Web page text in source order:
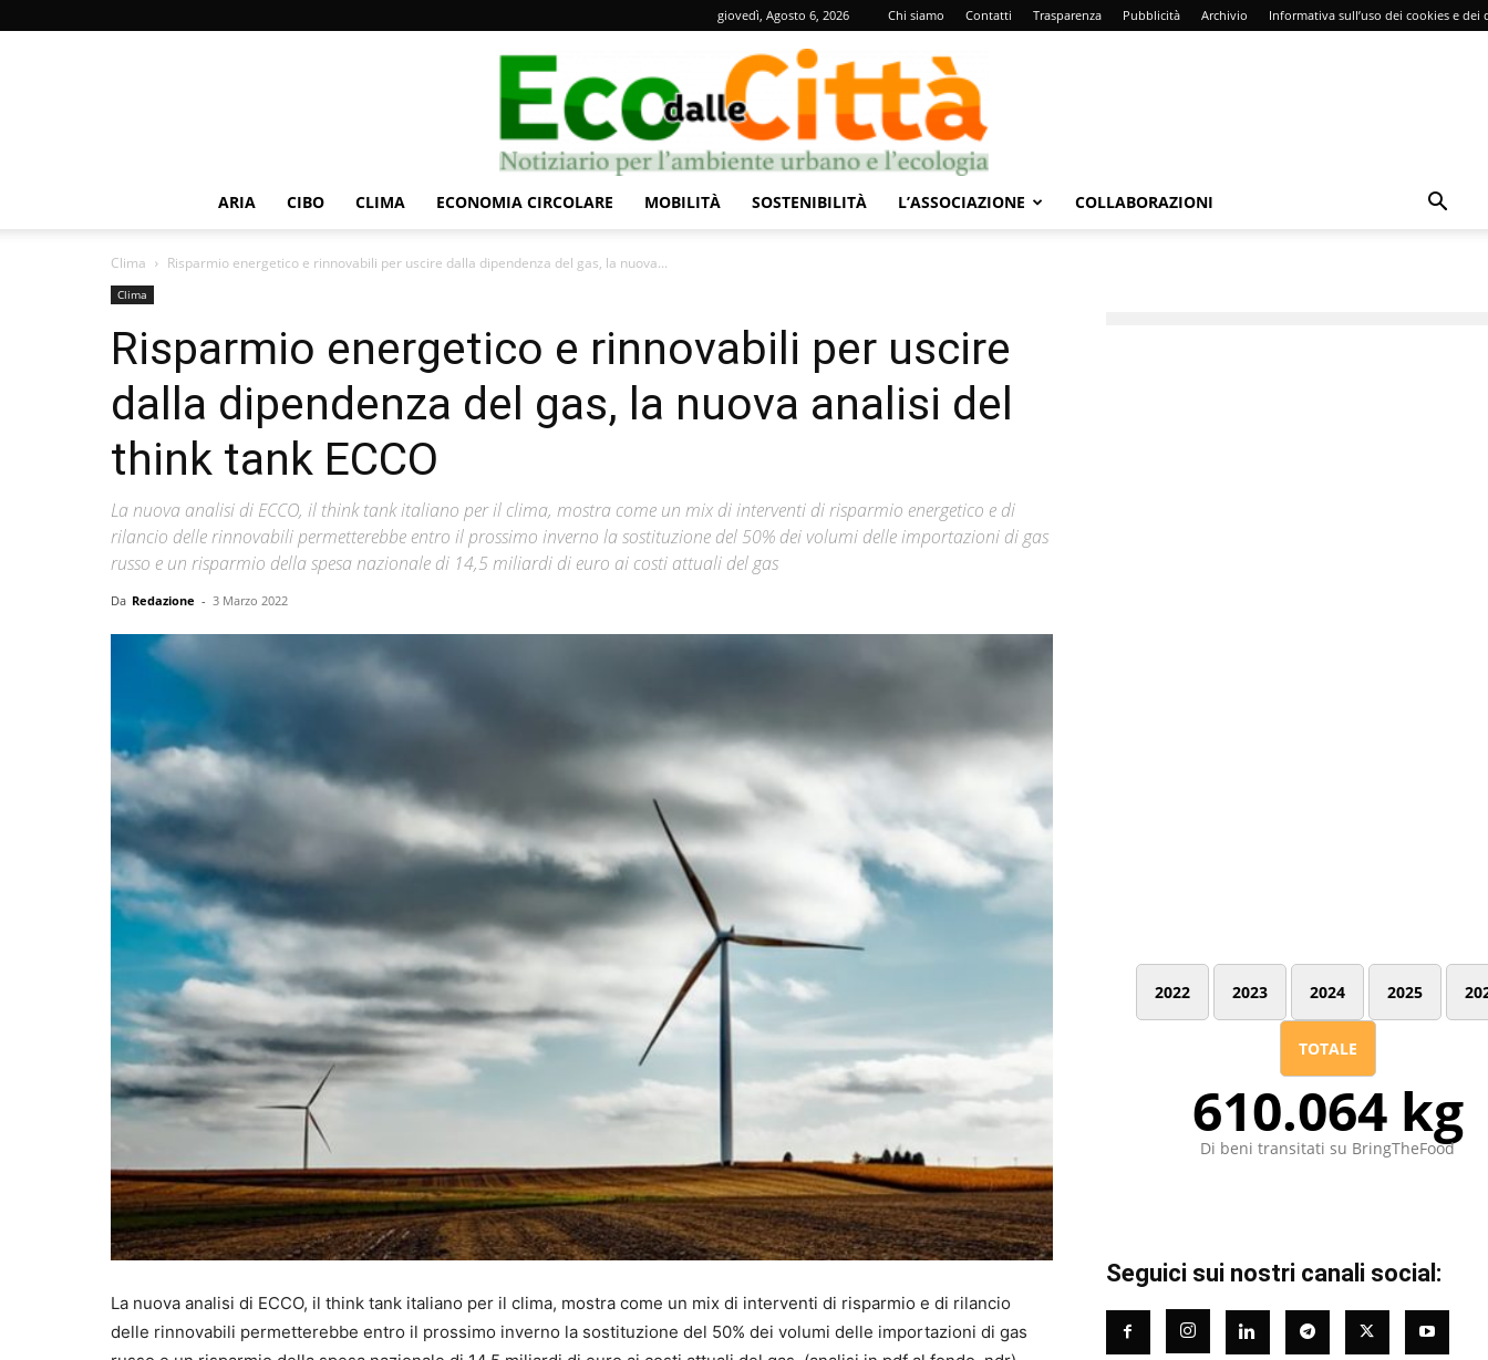
giovedì, Agosto 6, 2026 Chi siamo Contatti Trasparenza Pubblicità Archivio Informativa sull’uso dei cookies e dei
Città
ARIA CIBO CLIMA ECONOMIA CIRCOLARE MOBILITÀ SOSTENIBILITÀ L’ASSOCIAZIONE COLLABORAZIONI
Clima Risparmio energetico e rinnovabili per uscire dalla dipendenza del gas, la nuova...
Clima
Risparmio energetico e rinnovabili per uscire
dalla dipendenza del gas, la nuova analisi del
think tank ECCO
La nuova analisi di ECCO, il think tank italiano per il clima, mostra come un mix di interventi di risparmio energetico e di
rilancio delle rinnovabili permetterebbe entro il prossimo inverno la sostituzione del 50% dei volumi delle importazioni di gas
russo e un risparmio della spesa nazionale di 14,5 miliardi di euro ai costi attuali del gas
Da Redazione - 3 Marzo 2022
La nuova analisi di ECCO, il think tank italiano per il clima, mostra come un mix di interventi di risparmio e di rilancio
delle rinnovabili permetterebbe entro il prossimo inverno la sostituzione del 50% dei volumi delle importazioni di gas
2022 2023 2024 2025
TOTALE
610.064 kg
Di beni transitati su BringTheFood
Seguici sui nostri canali social: